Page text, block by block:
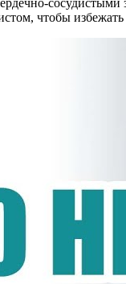
сосудистыми
чтобы